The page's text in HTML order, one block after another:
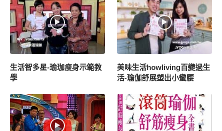
生活智多星-瑜珈瘦身示範教
學
美味生活howliving百變過生
活-瑜伽舒展塑出小蠻腰